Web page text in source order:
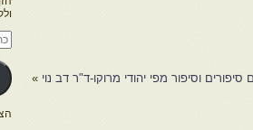
וסיפור מפי יהודי מרוקו-ד"ר דב נוי »